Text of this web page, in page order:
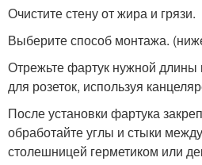
Очистите стену от жира и грязи.
Выберите способ монтажа.
Отрежьте фартук нужной длины
для розеток, используя
После установки фартука
обработайте углы и стыки
столешницей герметиком или